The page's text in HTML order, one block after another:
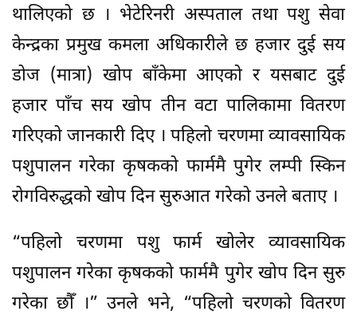
थालिएको छ । भेटेरिनरी अस्पताल तथा पशु सेवा
केन्द्रका प्रमुख कमला अधिकारीले छ हजार दुई सय
डोज (मात्रा) खोप बाँकेमा आएको र यसबाट दुई
हजार पाँच सय खोप तीन वटा पालिकामा वितरण
गरिएको जानकारी दिए । पहिलो चरणमा व्यावसायिक
पशुपालन गरेका कृषकको फार्ममै पुगेर लम्पी स्किन
रोगविरुद्धको खोप दिन सुरुआत गरेको उनले बताए ।
“पहिलो चरणमा पशु फार्म खोलेर व्यावसायिक
पशुपालन गरेका कृषकको फार्ममै पुगेर खोप दिन सुरु
गरेका छौँ ।” उनले भने, “पहिलो चरणको वितरण